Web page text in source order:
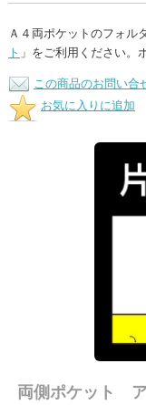
Ａ４両ポケットのフォル
ト 」をご利用ください。
この商品のお問い合
お気に入りに追加
両側ポケット